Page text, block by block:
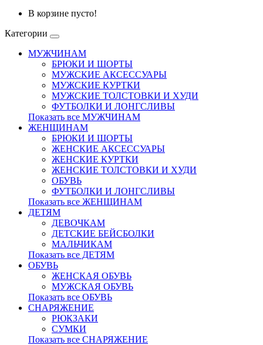
В корзине пусто!
Категории
МУЖЧИНАМ
БРЮКИ И ШОРТЫ
МУЖСКИЕ АКСЕССУАРЫ
МУЖСКИЕ КУРТКИ
МУЖСКИЕ ТОЛСТОВКИ И ХУДИ
ФУТБОЛКИ И ЛОНГСЛИВЫ
Показать все МУЖЧИНАМ
ЖЕНЩИНАМ
БРЮКИ И ШОРТЫ
ЖЕНСКИЕ АКСЕССУАРЫ
ЖЕНСКИЕ КУРТКИ
ЖЕНСКИЕ ТОЛСТОВКИ И ХУДИ
ОБУВЬ
ФУТБОЛКИ И ЛОНГСЛИВЫ
Показать все ЖЕНЩИНАМ
ДЕТЯМ
ДЕВОЧКАМ
ДЕТСКИЕ БЕЙСБОЛКИ
МАЛЬЧИКАМ
Показать все ДЕТЯМ
ОБУВЬ
ЖЕНСКАЯ ОБУВЬ
МУЖСКАЯ ОБУВЬ
Показать все ОБУВЬ
СНАРЯЖЕНИЕ
РЮКЗАКИ
СУМКИ
Показать все СНАРЯЖЕНИЕ